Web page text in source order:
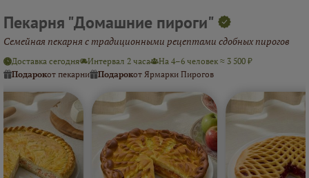
Пекарня "Домашние пироги"
Семейная пекарня с традиционными рецептами сдобных пирогов
Доставка сегодня Интервал 2 часа
На 4–6 человек ≈ 3 500 ₽
Подарокот пекарни Подарокот Ярмарки Пирогов